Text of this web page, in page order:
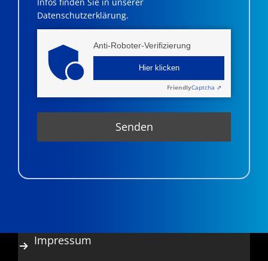
Datenschutzerklärung.
Anti-Roboter-Verifizierung
Hier klicken
FriendlyCaptcha ⇗
Impressum